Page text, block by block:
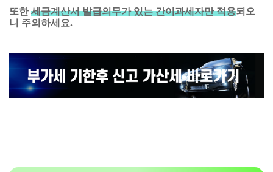
또한세금계산서 발급의무가 있는 간이과세자만 적용되오
니 주의하세요.